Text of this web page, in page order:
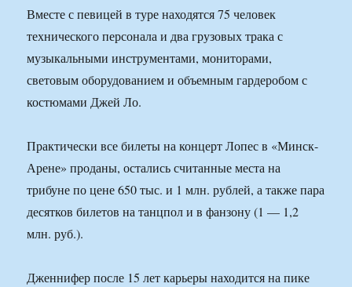
Вместе с певицей в туре находятся 75 человек
технического персонала и два грузовых трака с
музыкальными инструментами, мониторами,
световым оборудованием и объемным гардеробом с
костюмами Джей Ло.
Практически все билеты на концерт Лопес в «Минск-
Арене» проданы, остались считанные места на
трибуне по цене 650 тыс. и 1 млн. рублей, а также пара
десятков билетов на танцпол и в фанзону (1 — 1,2
млн. руб.).
Дженнифер после 15 лет карьеры находится на пике